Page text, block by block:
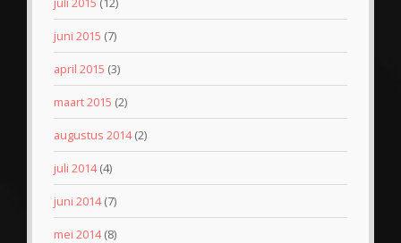
juni 2015 (7)
april 2015 (3)
maart 2015 (2)
augustus 2014(2)
juli 2014(4)
juni 2014(7)
mei 2014(8)